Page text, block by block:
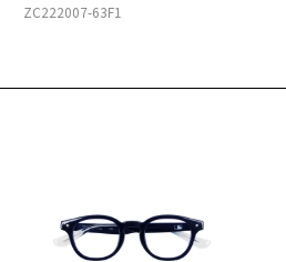
ZC222007-63F1